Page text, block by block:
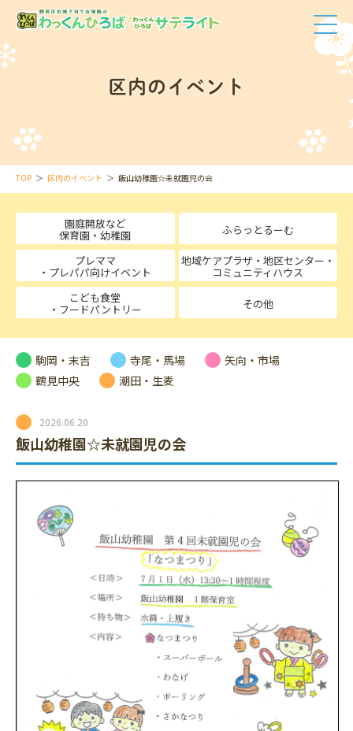
区内のイベント
TOP 区内のイベント 飯山幼稚園☆未就園児の会
園庭開放など
保育園・幼稚園 ふらっとるーむ
プレママ
・プレパパ向けイベント
地域ケアプラザ・地区センター・
コミュニティハウス
こども食堂
・フードパントリー その他
駒岡・末吉 寺尾・馬場
矢向・市場
鶴見中央
潮田・生麦
2026.06.20
飯山幼稚園☆未就園児の会